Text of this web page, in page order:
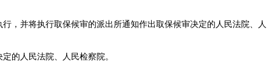
，并将执行取保候审的派出所通知作出取保候审决定的人民法院、人
的人民法院、人民检察院。